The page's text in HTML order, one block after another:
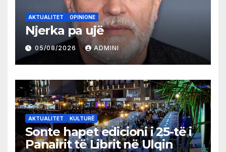
AKTUALITET OPINIONE
Njerka pa ujë
05/08/2026 ADMINI
AKTUALITET KULTURË
Sonte hapet edicioni i 25-të i
Panairit të Librit në Ulqin